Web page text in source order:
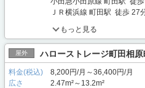
ＪＲ横浜線 町田駅 徒歩 27
もっと見る
屋外 ハローストレージ町田相原
料金(税込)
8,200円/月～36,400円/月
広さ
2.47m²～13.2m²